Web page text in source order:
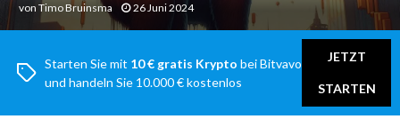
von Timo Bruinsma 26 Juni 2024
Starten Sie mit 10 € gratis Krypto bei Bitvavo
und handeln Sie 10.000 € kostenlos
JETZT
STARTEN